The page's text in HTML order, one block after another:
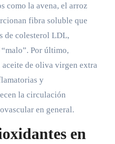
como la avena, el arroz
fibra soluble que
de colesterol LDL,
Por último,
de oliva virgen extra
y
la circulación
en general.
en